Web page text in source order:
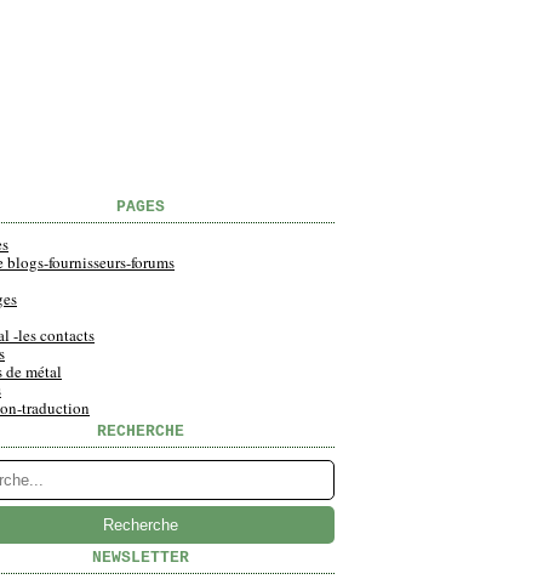
PAGES
blogs-fournisseurs-forums
-les contacts
de métal
traduction
RECHERCHE
NEWSLETTER